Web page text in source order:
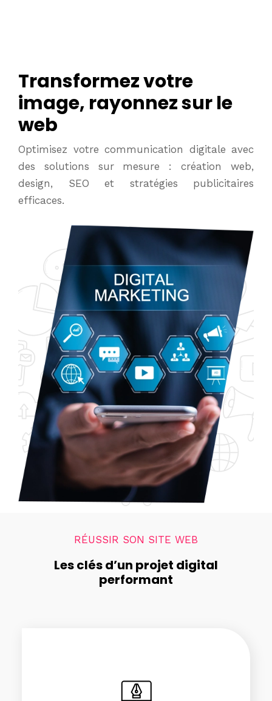
Transformez votre
image, rayonnez sur le
web
Optimisez votre communication digitale avec
des solutions sur mesure : création web,
design, SEO et stratégies publicitaires
efficaces.
RÉUSSIR SON SITE WEB
Les clés d’un projet digital
performant